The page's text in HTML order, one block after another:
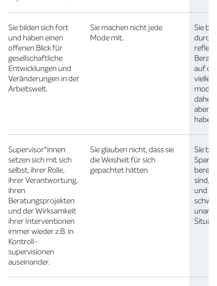
Sie bilden sich fort
und haben einen
offenen Blick für
gesellschaftliche
Entwicklungen und
Veränderungen in der
Arbeitswelt.
Sie machen nicht jede
Mode mit.
Sie
auf
aber
haben.
Supervisor*innen
setzen sich mit sich
selbst, ihrer Rolle,
ihrer Verantwortung,
ihren
Beratungsprojekten
und der Wirksamkeit
ihrer Interventionen
immer wieder z.B. in
Kontroll-
supervisionen
auseinander.
Sie glauben nicht, dass sie
die Weisheit für sich
gepachtet hätten.
Sie
bereit
sind,
und